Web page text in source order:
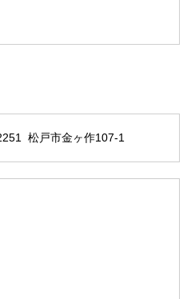
松戸市金ヶ作107-1